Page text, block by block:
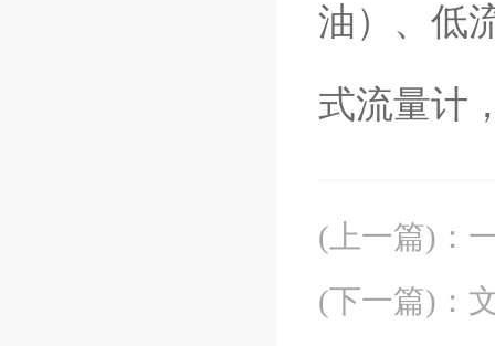
油）、低
式流量计
(上一篇) ：
(下一篇) ：